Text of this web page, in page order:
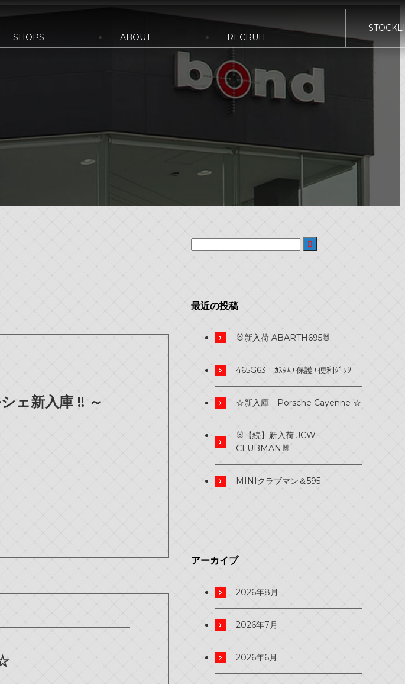
SHOPS ABOUT RECRUIT
POLISH bond TOKYO
bond Beijing bond Germany
ェ新入庫 !! ～

最近の投稿
🐰新入荷 ABARTH695🐰
465G63 ｶｽﾀﾑ+保護+便利ｸﾞｯﾂ
☆新入庫 Porsche Cayenne ☆
🐰【続】新入荷 JCW
CLUBMAN🐰
MINIクラブマン＆595
アーカイブ
2026年8月
2026年7月
2026年6月